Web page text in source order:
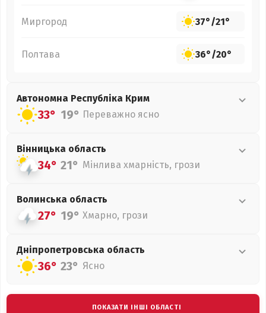
Миргород 37°/21°
Полтава 36°/20°
Автономна Республіка Крим
33° 19° Переважно ясно
Вінницька область
34° 21° Мінлива хмарність, грози
Волинська область
27° 19° Хмарно, грози
Дніпропетровська область
36° 23° Ясно
ПОКАЗАТИ ІНШІ ОБЛАСТІ